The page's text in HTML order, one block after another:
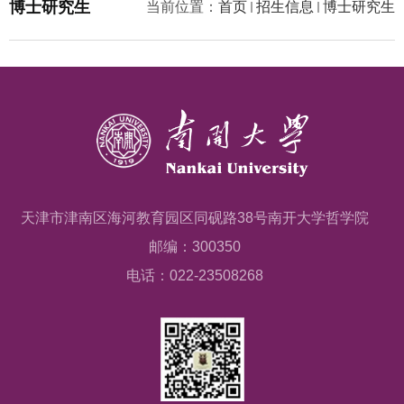
当前位置： 首页 招生信息 博士研究生
博士研究生
天津市津南区海河教育园区同砚路38号南开大学哲学院
邮编：300350
电话：022-23508268